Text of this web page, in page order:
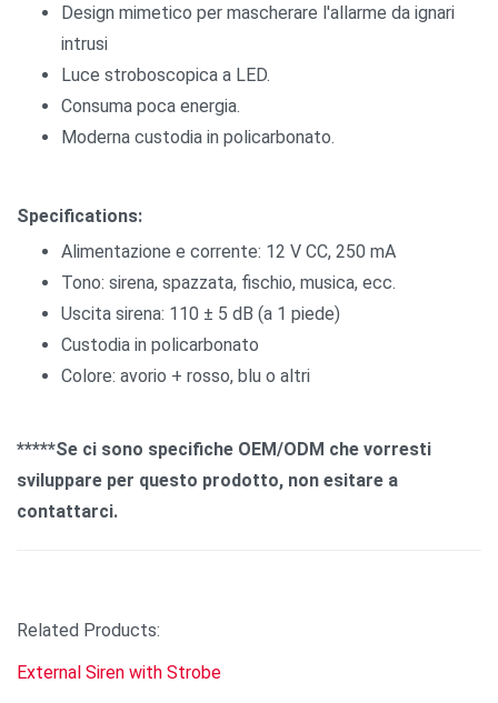
Design mimetico per mascherare l'allarme da ignari
intrusi
Luce stroboscopica a LED.
Consuma poca energia.
Moderna custodia in policarbonato.
Specifications:
Alimentazione e corrente: 12 V CC, 250 mA
Tono: sirena, spazzata, fischio, musica, ecc.
Uscita sirena: 110 ± 5 dB (a 1 piede)
Custodia in policarbonato
Colore: avorio + rosso, blu o altri
*****Se ci sono specifiche OEM/ODM che vorresti
sviluppare per questo prodotto, non esitare a
contattarci.
Related Products:
External Siren with Strobe